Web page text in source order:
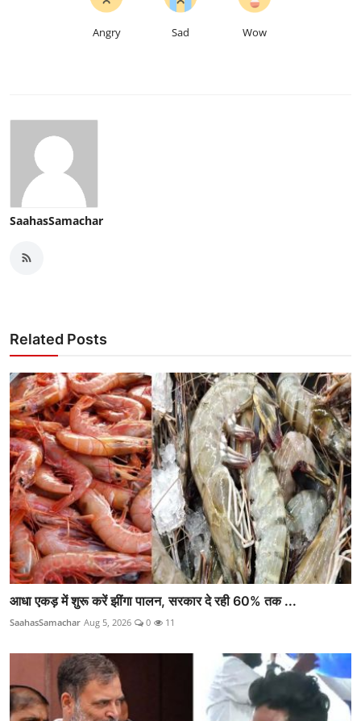
Angry Sad Wow
SaahasSamachar
Related Posts
आधा एकड़ में शुरू करें झींगा पालन, सरकार दे रही 60% तक ...
SaahasSamachar Aug 5, 2026 0 11